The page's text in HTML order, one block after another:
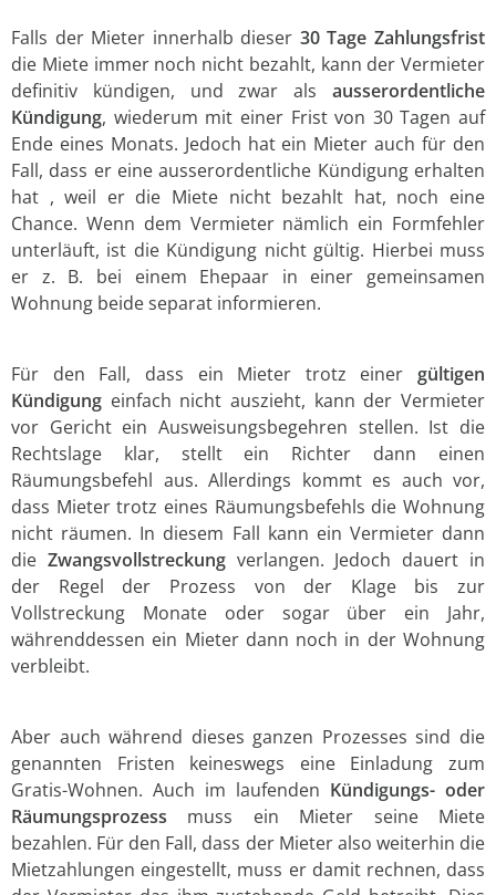
Falls der Mieter innerhalb dieser 30 Tage Zahlungsfrist
die Miete immer noch nicht bezahlt, kann der Vermieter
definitiv kündigen, und zwar als ausserordentliche
Kündigung, wiederum mit einer Frist von 30 Tagen auf
Ende eines Monats. Jedoch hat ein Mieter auch für den
Fall, dass er eine ausserordentliche Kündigung erhalten
hat , weil er die Miete nicht bezahlt hat, noch eine
Chance. Wenn dem Vermieter nämlich ein Formfehler
unterläuft, ist die Kündigung nicht gültig. Hierbei muss
er z. B. bei einem Ehepaar in einer gemeinsamen
Wohnung beide separat informieren.
Für den Fall, dass ein Mieter trotz einer gültigen
Kündigung einfach nicht auszieht, kann der Vermieter
vor Gericht ein Ausweisungsbegehren stellen. Ist die
Rechtslage klar, stellt ein Richter dann einen
Räumungsbefehl aus. Allerdings kommt es auch vor,
dass Mieter trotz eines Räumungsbefehls die Wohnung
nicht räumen. In diesem Fall kann ein Vermieter dann
die Zwangsvollstreckungverlangen. Jedoch dauert in
der Regel der Prozess von der Klage bis zur
Vollstreckung Monate oder sogar über ein Jahr,
währenddessen ein Mieter dann noch in der Wohnung
verbleibt.
Aber auch während dieses ganzen Prozesses sind die
genannten Fristen keineswegs eine Einladung zum
Gratis-Wohnen. Auch im laufenden Kündigungs- oder
Räumungsprozess muss ein Mieter seine Miete
bezahlen. Für den Fall, dass der Mieter also weiterhin die
Mietzahlungen eingestellt, muss er damit rechnen, dass